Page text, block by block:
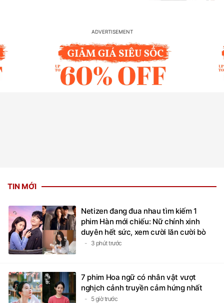
TIN MỚI
Netizen đang đua nhau tìm kiếm 1
phim Hàn mới chiếu: Nữ chính xinh
duyên hết sức, xem cười lăn cười bò
3 phút trước
7 phim Hoa ngữ có nhân vật vượt
nghịch cảnh truyền cảm hứng nhất
5 giờ trước